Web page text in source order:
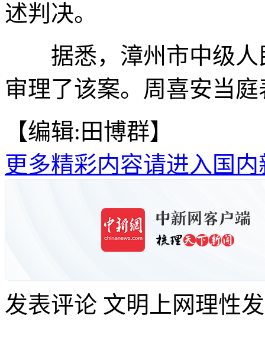
述判决。
据悉，漳州市中级人
审理了该案。周喜安当
【编辑:田博群】
更多精彩内容请进入国内
发表评论 文明上网理性